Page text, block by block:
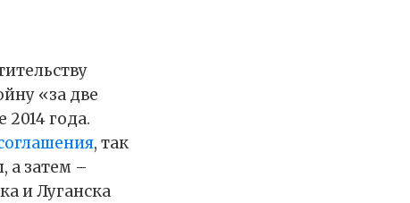
«за две
2014 года.
, так
а затем –
и Луганска